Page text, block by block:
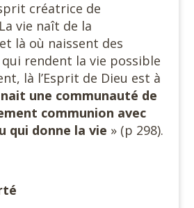
créatrice de
vie naît de la
là où naissent des
rendent la vie possible
là l’Esprit de Dieu est à
une communauté de
communion avec
qui donne la vie » (p 298).